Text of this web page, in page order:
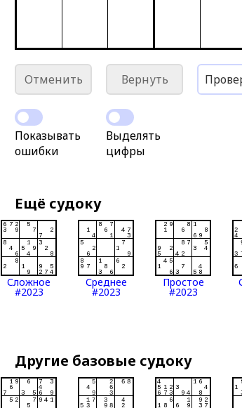
Отменить Вернуть
Показывать
ошибки
Выделять
цифры
Ещё судоку
Сложное
#2023
Среднее
#2023
Простое
#2023
Другие базовые судоку